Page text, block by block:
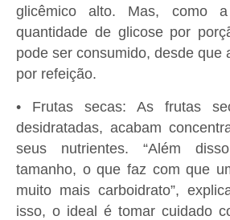
glicêmico alto. Mas, como
quantidade de glicose por
pode ser consumido, desde que
por refeição.
• Frutas secas: As frutas
desidratadas, acabam
seus nutrientes. “Além
tamanho, o que faz com que
muito mais carboidrato”,
isso, o ideal é tomar cuidado